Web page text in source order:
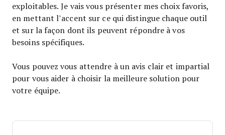
exploitables. Je vais vous présenter mes choix favoris,
en mettant l’accent sur ce qui distingue chaque outil
et sur la façon dont ils peuvent répondre à vos
besoins spécifiques.
Vous pouvez vous attendre à un avis clair et impartial
pour vous aider à choisir la meilleure solution pour
votre équipe.